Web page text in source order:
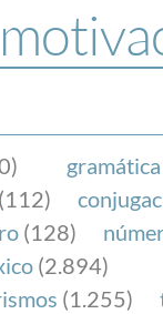
por la
objetivo es
de
gramática
(112)
(128)
(2.894)
(1.255)